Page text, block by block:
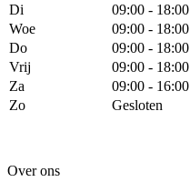
Di
09:00 - 18:00
Woe
09:00 - 18:00
Do
09:00 - 18:00
Vrij
09:00 - 18:00
Za
09:00 - 16:00
Zo
Gesloten
Over ons